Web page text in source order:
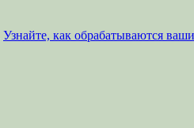
Узнайте, как обрабатываются